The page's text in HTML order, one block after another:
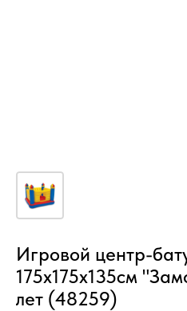
Игровой центр-
175х175х135см
лет (48259)